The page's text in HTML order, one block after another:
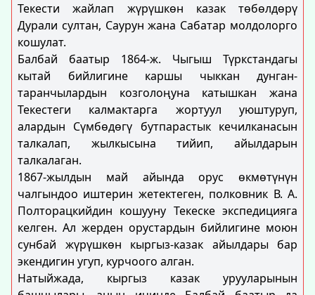
Текести жайлап жүрүшкөн казак төбөлдөрү
Дурали султан, Саурун жана Сабатар молдолорго
кошулат.
Балбай баатыр 1864-ж. Чыгыш Түркстандагы
кытай бийлигине каршы чыккан дунган-
таранчылардын козголоңуна катышкан жана
Текестеги калмактарга жортуул уюштуруп,
алардын Сүмбөдөгү бутпарастык кечилканасын
талкалап, жылкысына тийип, айылдарын
талкалаган.
1867-жылдын май айында орус өкмөтүнүн
чалгындоо иштерин жетектеген, полковник В. А.
Полторацкийдин кошууну Текеске экспедицияга
келген. Ал жерден орустардын бийлигине моюн
сунбай жүрүшкөн кыргыз-казак айылдары бар
экендигин угуп, курчоого алган.
Натыйжада, кыргыз казак урууларынын